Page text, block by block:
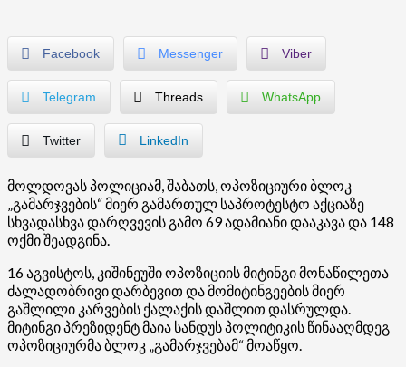
Facebook Messenger Viber
Telegram Threads WhatsApp
Twitter LinkedIn
მოლდოვას პოლიციამ, შაბათს, ოპოზიციური ბლოკ
„გამარჯვების“ მიერ გამართულ საპროტესტო აქციაზე
სხვადასხვა დარღვევის გამო 69 ადამიანი დააკავა და 148
ოქმი შეადგინა.
16 აგვისტოს, კიშინეუში ოპოზიციის მიტინგი მონაწილეთა
ძალადობრივი დარბევით და მომიტინგეების მიერ
გაშლილი კარვების ქალაქის დაშლით დასრულდა.
მიტინგი პრეზიდენტ მაია სანდუს პოლიტიკის წინააღმდეგ
ოპოზიციურმა ბლოკ „გამარჯვებამ“ მოაწყო.